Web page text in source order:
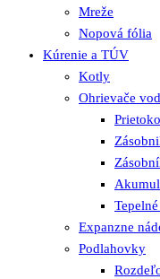
Mreže
Nopová fólia
Kúrenie a TÚV
Kotly
Ohrievače
Expanzne
Podlahovky